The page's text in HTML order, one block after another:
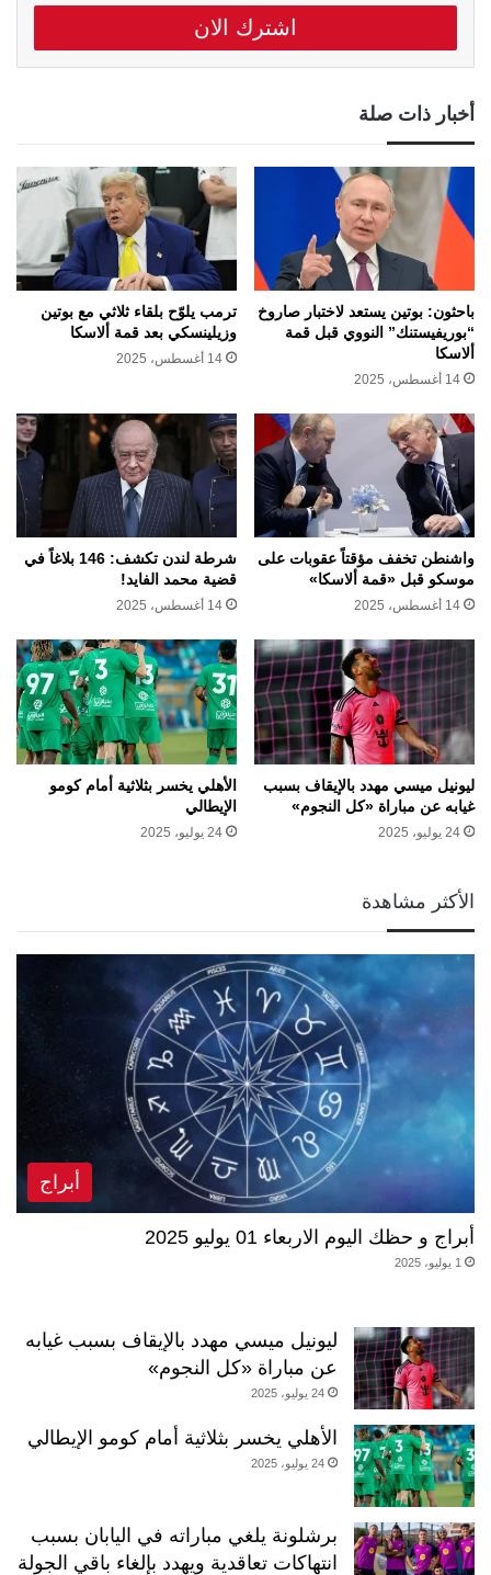
الالكتروني
أخبار ذات صلة
باحثون: بوتين يستعد لاختبار صاروخ
“بوريفيستنك” النووي قبل قمة
ألاسكا
14 أغسطس، 2025
ترمب يلوّح بلقاء ثلاثي مع بوتين
وزيلينسكي بعد قمة ألاسكا
14 أغسطس، 2025
واشنطن تخفف مؤقتاً عقوبات على
موسكو قبل «قمة ألاسكا»
14 أغسطس، 2025
شرطة لندن تكشف: 146 بلاغاً في
قضية محمد الفايد!
14 أغسطس، 2025
ليونيل ميسي مهدد بالإيقاف بسبب
غيابه عن مباراة «كل النجوم»
24 يوليو، 2025
الأهلي يخسر بثلاثية أمام كومو
الإيطالي
24 يوليو، 2025
الأكثر مشاهدة
أبراج
أبراج و حظك اليوم الاربعاء 01 يوليو 2025
1 يوليو، 2025
ليونيل ميسي مهدد بالإيقاف بسبب غيابه
عن مباراة «كل النجوم»
24 يوليو، 2025
الأهلي يخسر بثلاثية أمام كومو الإيطالي
24 يوليو، 2025
برشلونة يلغي مباراته في اليابان بسبب
انتهاكات تعاقدية ويهدد بإلغاء باقي الجولة